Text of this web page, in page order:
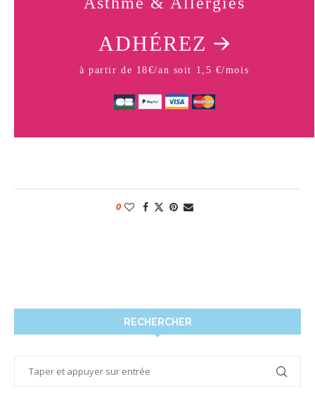
ADHÉREZ
à partir de 18€/an soit 1,5 €/mois
0
RECHERCHER